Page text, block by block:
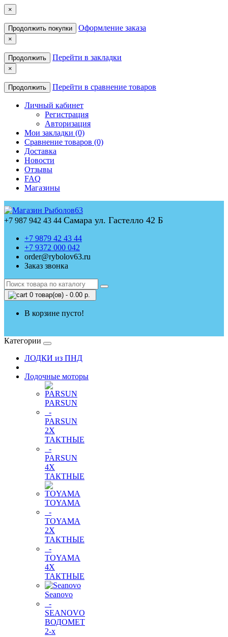
×
Продолжить покупки Оформление заказа
×
Продолжить Перейти в закладки
×
Продолжить Перейти в сравнение товаров
Личный кабинет
Регистрация
Авторизация
Мои закладки (0)
Сравнение товаров (0)
Доставка
Новости
Отзывы
FAQ
Магазины
+7 987 942 43 44 Самара ул. Гастелло 42 Б
+7 9879 42 43 44
+7 9372 000 042
order@rybolov63.ru
Заказ звонка
0 товар(ов) - 0.00 р.
В корзине пусто!
Категории
ЛОДКИ из ПНД
Лодочные моторы
PARSUN
-
PARSUN
2Х
ТАКТНЫЕ
-
PARSUN
4Х
ТАКТНЫЕ
TOYAMA
-
TOYAMA
2Х
ТАКТНЫЕ
-
TOYAMA
4Х
ТАКТНЫЕ
Seanovo
-
SEANOVO
ВОДОМЕТ
2-х